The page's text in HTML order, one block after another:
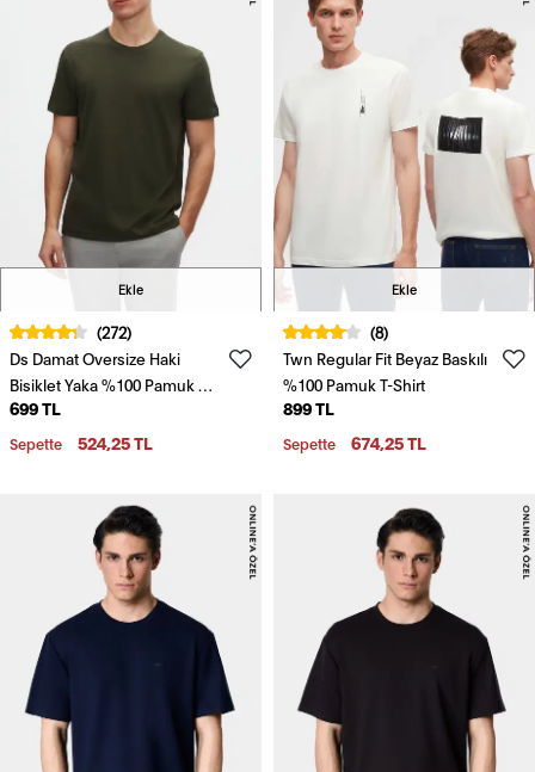
Ekle
(272)
Ds Damat Oversize Haki
Bisiklet Yaka %100 Pamuk T-
Shirt
699 TL
Sepette 524,25 TL
Ekle
(8)
Twn Regular Fit Beyaz Baskılı
%100 Pamuk T-Shirt
899 TL
Sepette 674,25 TL